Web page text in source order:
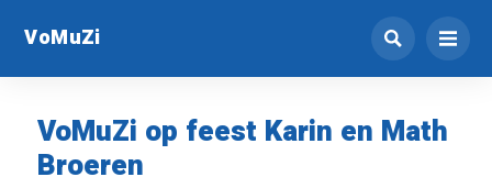
VoMuZi
VoMuZi op feest Karin en Math
Broeren